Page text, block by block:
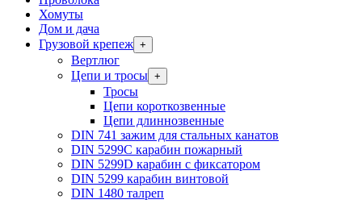
Хомуты
Дом и дача
Грузовой крепеж +
Вертлюг
Цепи и тросы +
Тросы
Цепи короткозвенные
Цепи длиннозвенные
DIN 741 зажим для стальных канатов
DIN 5299C карабин пожарный
DIN 5299D карабин с фиксатором
DIN 5299 карабин винтовой
DIN 1480 талреп